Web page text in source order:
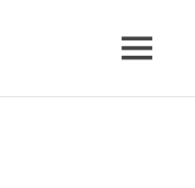
MENU